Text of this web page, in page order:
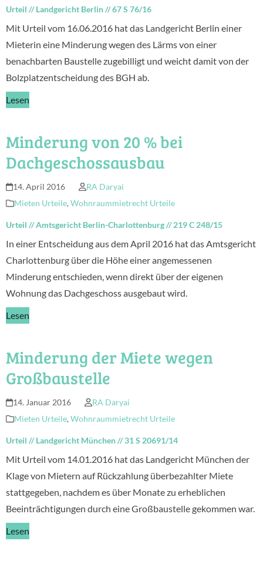
Urteil //Landgericht Berlin//67 S 76/16
Mit Urteil vom 16.06.2016 hat das Landgericht Berlin einer
Mieterin eine Minderung wegen des Lärms von einer
benachbarten Baustelle zugebilligt und weicht damit von der
Bolzplatzentscheidung des BGH ab.
Lesen
Minderung von 20 % bei
Dachgeschossausbau
14. April 2016
RA Daryai
Mieten Urteile, Wohnraummietrecht Urteile
Urteil //Amtsgericht Berlin-Charlottenburg//219 C 248/15
In einer Entscheidung aus dem April 2016 hat das Amtsgericht
Charlottenburg über die Höhe einer angemessenen
Minderung entschieden, wenn direkt über der eigenen
Wohnung das Dachgeschoss ausgebaut wird.
Lesen
Minderung der Miete wegen
Großbaustelle
14. Januar 2016
RA Daryai
Mieten Urteile, Wohnraummietrecht Urteile
Urteil //Landgericht München//31 S 20691/14
Mit Urteil vom 14.01.2016 hat das Landgericht München der
Klage von Mietern auf Rückzahlung überbezahlter Miete
stattgegeben, nachdem es über Monate zu erheblichen
Beeinträchtigungen durch eine Großbaustelle gekommen war.
Lesen